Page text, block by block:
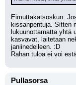
Eimuttakatsoskun.
kissanpentuja. Sitten
lukuunottamatta yhtä
kasvavat, laitetaan
janiinedelleen. :D
Rahan tuloa ei voi
Pullasorsa